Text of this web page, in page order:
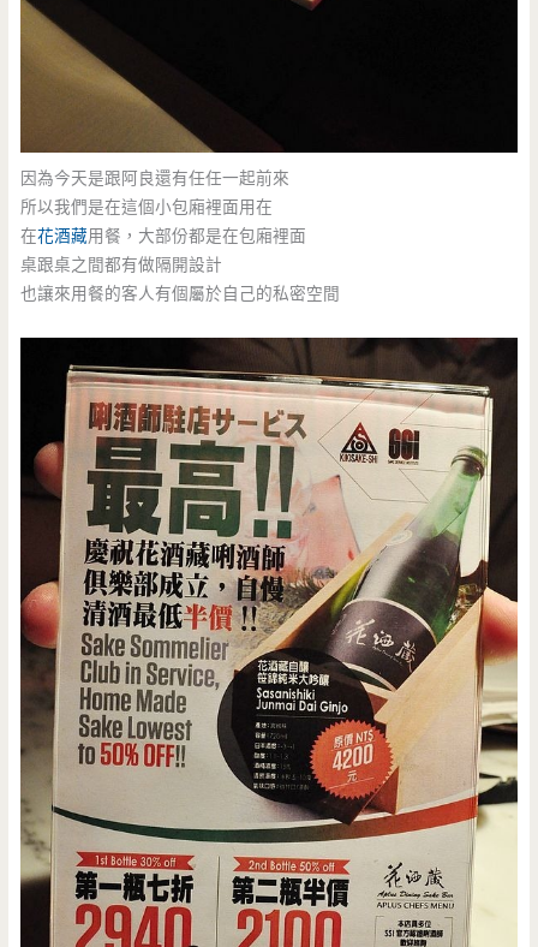
因為今天是跟阿良還有任任一起前來
所以我們是在這個小包廂裡面用在
在花酒藏用餐，大部份都是在包廂裡面
桌跟桌之間都有做隔開設計
也讓來用餐的客人有個屬於自己的私密空間